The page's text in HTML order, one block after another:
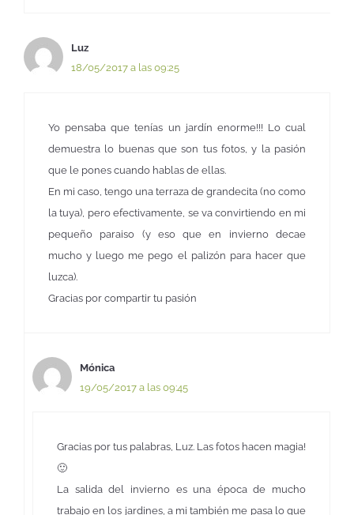
Luz
18/05/2017 a las 09:25
Yo pensaba que tenías un jardín enorme!!! Lo cual
demuestra lo buenas que son tus fotos, y la pasión
que le pones cuando hablas de ellas.
En mi caso, tengo una terraza de grandecita (no como
la tuya), pero efectivamente, se va convirtiendo en mi
pequeño paraiso (y eso que en invierno decae
mucho y luego me pego el palizón para hacer que
luzca).
Gracias por compartir tu pasión
Mónica
19/05/2017 a las 09:45
Gracias por tus palabras, Luz. Las fotos hacen magia!
🙂
La salida del invierno es una época de mucho
trabajo en los jardines, a mi también me pasa lo que